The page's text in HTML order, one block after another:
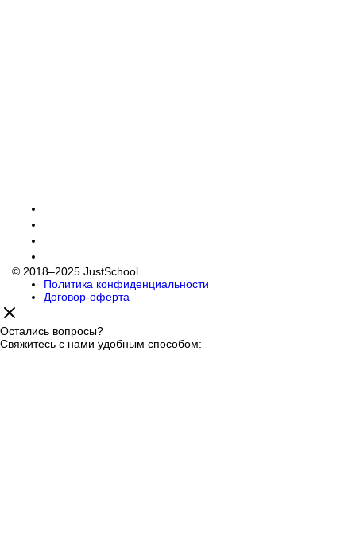
© 2018–2025 JustSchool
Политика конфиденциальности
Договор-оферта
Остались вопросы?
Свяжитесь с нами удобным способом: